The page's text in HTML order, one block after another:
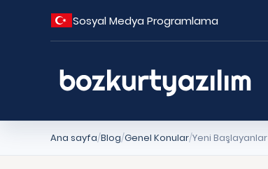
Sosyal Medya Programlama
Ana sayfa Blog Genel Konular Yeni